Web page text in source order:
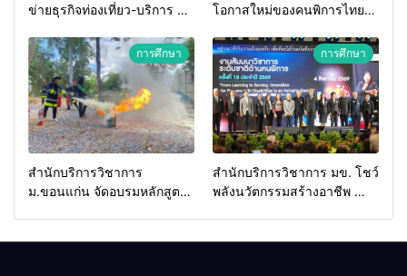
ข่ายธุรกิจท่องเที่ยว-บริการ จัด
2026 เชื่อม 4 งานใหญ่ สร้าง
โอกาสธุรกิจครบวงจร ด้วย
ครับ
โอกาสใหม่ของคนพิการไทย
ประเทศ
การศึกษา
สำนักบริการวิชาการ
ม.ขอนแก่น จัดอบรมหลักสูตร
การศึกษา
สำนักบริการวิชาการ มข. โชว์
พลังนวัตกรรมสร้างอาชีพ นำ